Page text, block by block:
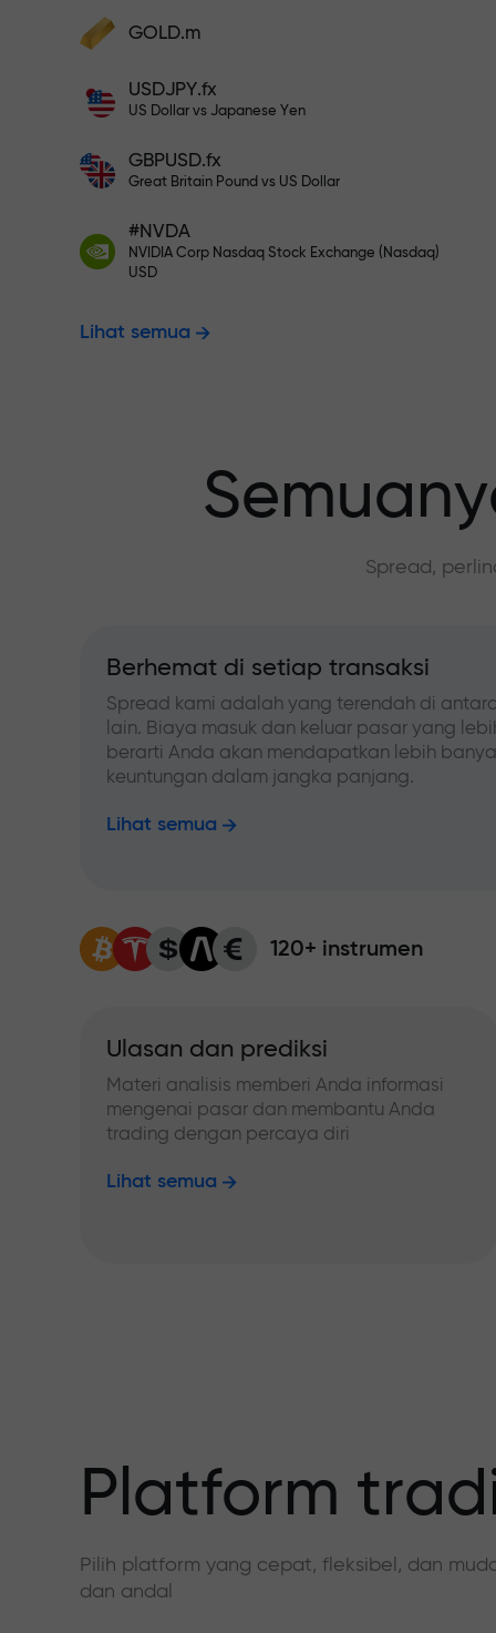
Lakukan deposit dan terima bonus 1.000
bukan salah ketik. Semakin besar
depositnya, semakin tinggi
Deposit ke akun Anda $333 —
Trading
menjamin
Bonus
GOLD.m
USDJPY.fx
US Dollar vs Japanese Yen
GBPUSD.fx
Great Britain Pound vs US Dollar
#NVDA
NVIDIA Corp Nasdaq Stock Exchange (Nasdaq)
USD
Lihat semua
Spread,
Berhemat di setiap transaksi
Spread kami adalah yang terendah di
lain. Biaya masuk dan keluar pasar yang
berarti Anda akan mendapatkan lebih
keuntungan dalam jangka panjang.
Lihat semua
120+ instrumen
Ulasan dan prediksi
Materi analisis memberi Anda informasi
mengenai pasar dan membantu Anda
trading dengan percaya diri
Lihat semua
Platform
Pilih platform yang cepat, fleksibel, dan
dan andal